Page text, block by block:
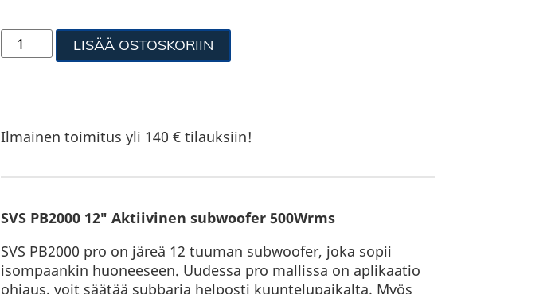
LISÄÄ OSTOSKORIIN
Ilmainen toimitus yli 140 € tilauksiin!
SVS PB2000 12″ Aktiivinen subwoofer 500Wrms
SVS PB2000 pro on järeä 12 tuuman subwoofer, joka sopii
isompaankin huoneeseen. Uudessa pro mallissa on aplikaatio
ohjaus, voit säätää subbaria helposti kuuntelupaikalta. Myös